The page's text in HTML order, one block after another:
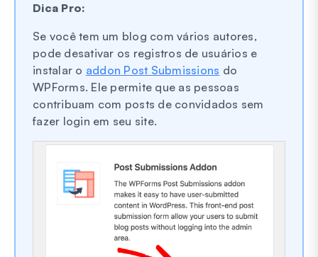
Dica Pro:
Se você tem um blog com vários autores,
pode desativar os registros de usuários e
instalar o addon Post Submissions do
WPForms. Ele permite que as pessoas
contribuam com posts de convidados sem
fazer login em seu site.